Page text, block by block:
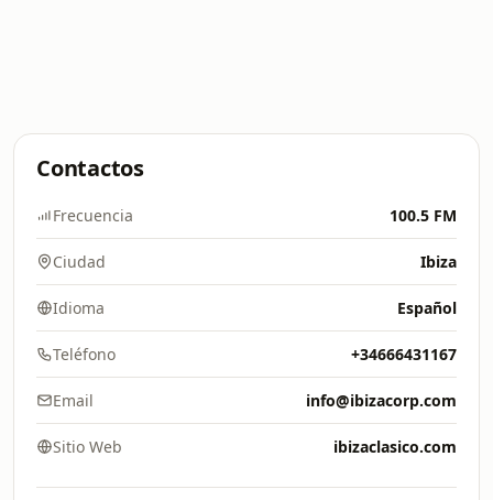
Contactos
Frecuencia 100.5 FM
Ciudad Ibiza
Idioma Español
Teléfono +34666431167
Email info@ibizacorp.com
Sitio Web ibizaclasico.com